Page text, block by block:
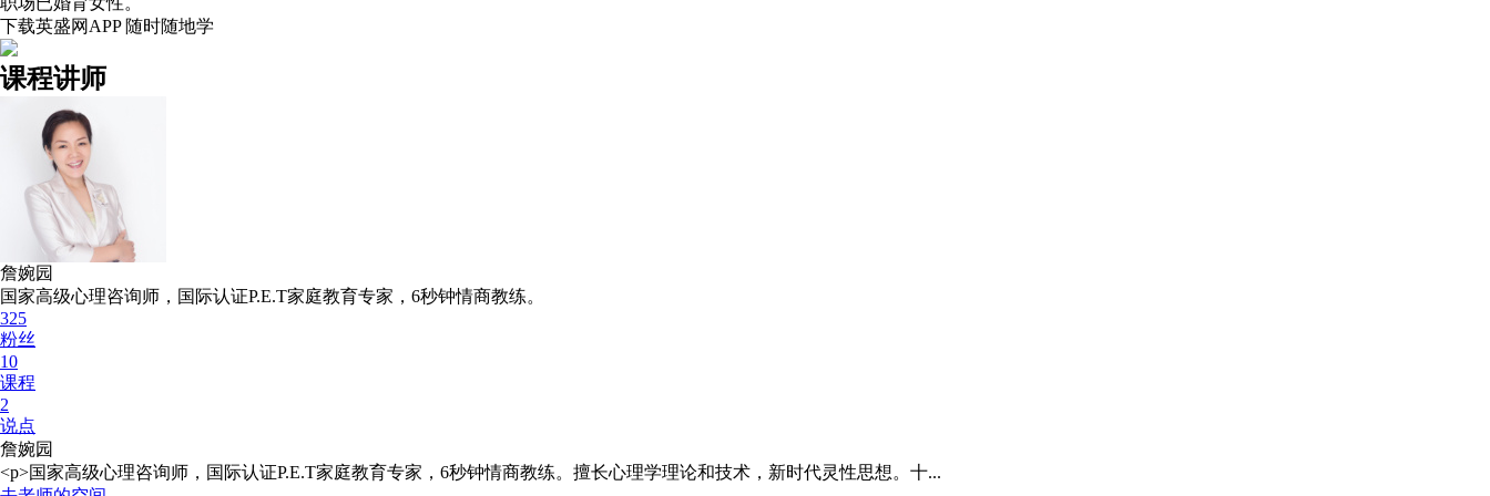
下载英盛网APP 随时随地学
课程讲师
詹婉园
国家高级心理咨询师，国际认证P.E.T家庭教育专家，6秒钟情商教练。
325
粉丝
10
课程
2
说点
詹婉园
<p>国家高级心理咨询师，国际认证P.E.T家庭教育专家，6秒钟情商教练。擅长心理学理论和技术，新时代灵性思想。十...